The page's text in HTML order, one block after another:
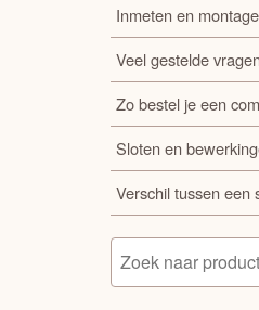
Inmeten en montage
Veel gestelde
Zo bestel je een
Sloten en
Verschil tussen een